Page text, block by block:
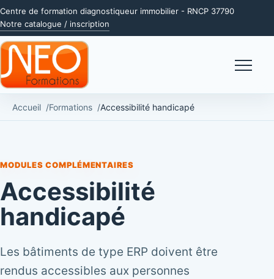
Centre de formation diagnostiqueur immobilier - RNCP 37790
Notre catalogue / inscription
Accueil Formations Accessibilité handicapé
MODULES COMPLÉMENTAIRES
Accessibilité
handicapé
Les bâtiments de type ERP doivent être
rendus accessibles aux personnes